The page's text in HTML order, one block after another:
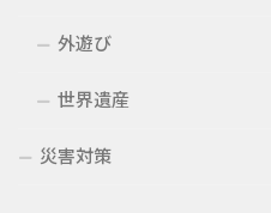
外遊び
世界遺産
災害対策